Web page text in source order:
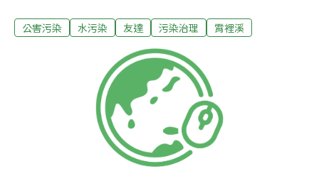
的漫長復育之路才正要開始。趕在明天的封館儀式前，長
記者會，要提醒華映與友達，不要就此忘了復育霄裡溪的
責任。居民希望霄裡溪能回復到有蝦、有魚、可以玩耍戲
水的清淨溪流。華映友達的廢水終於不再排入霄裡溪，居
民呼籲兩廠復育霄裡溪。攝影：陳文姿居民：我們要的不
是官方「公告標準」 而是有魚有蝦的霄裡溪1999年，友達
光電（AUO）、中華映管（CPT）兩間面板大廠在霄裡溪
上游設廠，並將大量放流水的廢水進入該溪。不過，當年
公害污染 水污染 友達 污染治理 霄裡溪